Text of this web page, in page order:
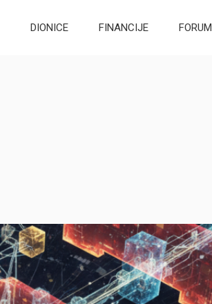
DIONICE FINANCIJE FORUM